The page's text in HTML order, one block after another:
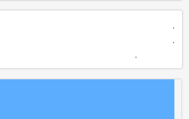
.
.
.